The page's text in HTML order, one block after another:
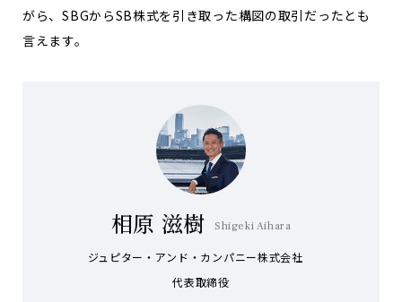
がら、SBGからSB株式を引き取った構図の取引だったとも
言えます。
相原 滋樹 Shigeki Aihara
ジュピター・アンド・カンパニー株式会社
代表取締役